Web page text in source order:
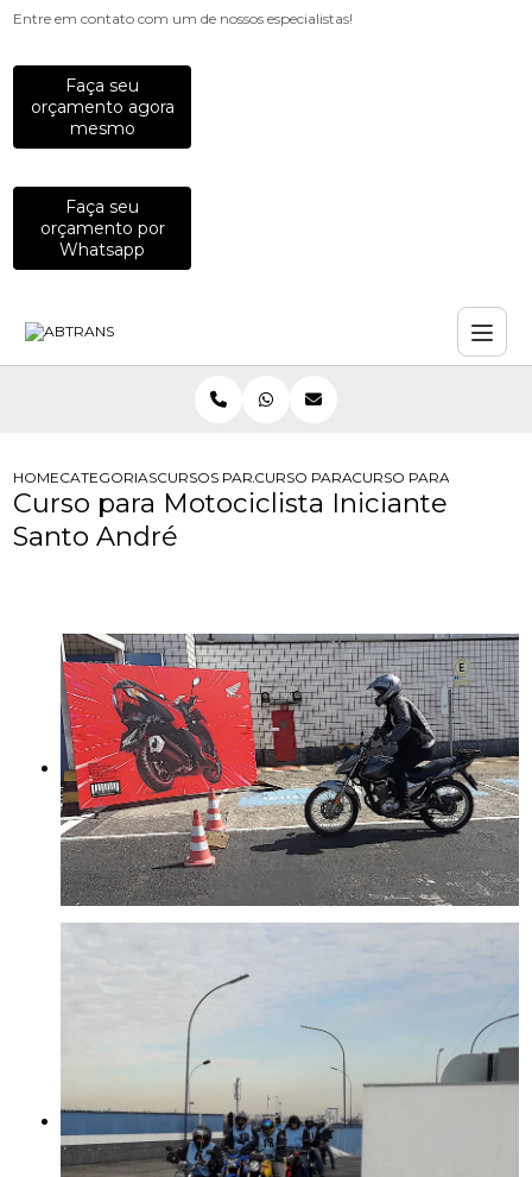
Entre em contato com um de nossos especialistas!
Faça seu
orçamento agora
mesmo
Faça seu
orçamento por
Whatsapp
HOMECATEGORIASCURSOS PARA MOTOCICLISTAS
CURSO PARA MOTOCICLISTA
CURSO PARA
Curso para Motociclista Iniciante
Santo André